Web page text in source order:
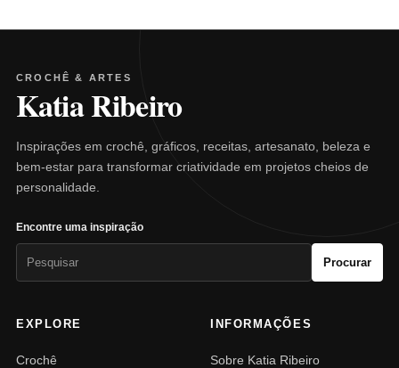
CROCHÊ & ARTES
Katia Ribeiro
Inspirações em crochê, gráficos, receitas, artesanato, beleza e
bem-estar para transformar criatividade em projetos cheios de
personalidade.
Encontre uma inspiração
Procurar
EXPLORE
Crochê
INFORMAÇÕES
Sobre Katia Ribeiro